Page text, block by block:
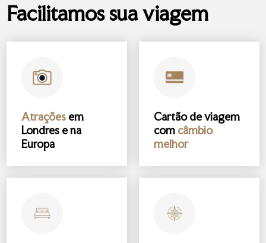
Facilitamos sua viagem
Atrações em
Londres e na
Europa
Cartão de viagem
com câmbio
melhor